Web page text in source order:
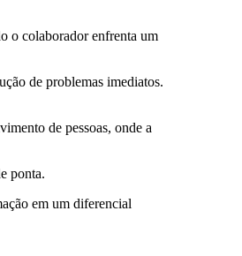
o colaborador enfrenta um
de problemas imediatos.
de pessoas, onde a
ponta.
em um diferencial